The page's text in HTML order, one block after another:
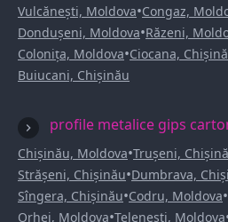
Vulcănești, Moldova•Congaz,
Dondușeni, Moldova•Răzeni,
Colonița, Moldova•Ciocana,
Buiucani, Chișinău
profile metalice gips
Chișinău, Moldova•Trușeni,
Strășeni, Chișinău•Dumbrava,
Sîngera, Chișinău•Codru, Moldova•
Orhei, Moldova•Telenești, Moldova